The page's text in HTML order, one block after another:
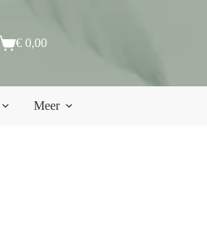
Winkelwagen
€ 0,00
Meer